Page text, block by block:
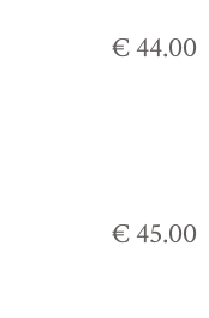
€ 44.00
€ 45.00